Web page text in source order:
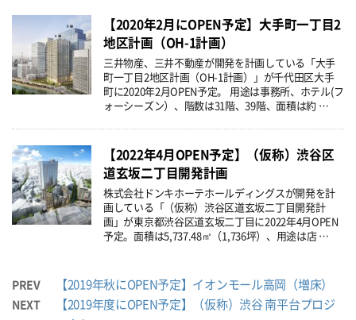
【2020年2月にOPEN予定】大手町一丁目2
地区計画（OH-1計画）
三井物産、三井不動産が開発を計画している「大手
町一丁目2地区計画（OH-1計画）」が千代田区大手
町に2020年2月OPEN予定。 用途は事務所、ホテル(フ
ォーシーズン）、階数は31階、39階、面積は約 …
【2022年4月OPEN予定】（仮称）渋谷区
道玄坂二丁目開発計画
株式会社ドンキホーテホールディングスが開発を計
画している「（仮称）渋谷区道玄坂二丁目開発計
画」が東京都渋谷区道玄坂二丁目に2022年4月OPEN
予定。面積は5,737.48㎡（1,736坪）、用途は店 …
PREV 【2019年秋にOPEN予定】イオンモール高岡（増床）
NEXT
【2019年度にOPEN予定】（仮称）渋谷 南平台プロジ